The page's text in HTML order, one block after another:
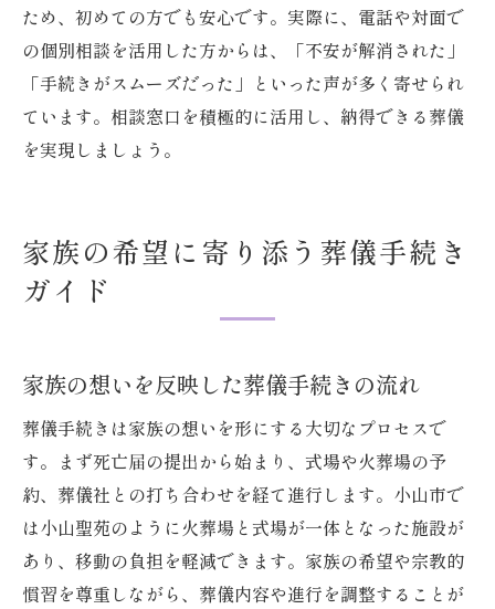
ため、初めての方でも安心です。実際に、電話や対面で
の個別相談を活用した方からは、「不安が解消された」
「手続きがスムーズだった」といった声が多く寄せられ
ています。相談窓口を積極的に活用し、納得できる葬儀
を実現しましょう。
家族の希望に寄り添う葬儀手続き
ガイド
家族の想いを反映した葬儀手続きの流れ
葬儀手続きは家族の想いを形にする大切なプロセスで
す。まず死亡届の提出から始まり、式場や火葬場の予
約、葬儀社との打ち合わせを経て進行します。小山市で
は小山聖苑のように火葬場と式場が一体となった施設が
あり、移動の負担を軽減できます。家族の希望や宗教的
慣習を尊重しながら、葬儀内容や進行を調整することが